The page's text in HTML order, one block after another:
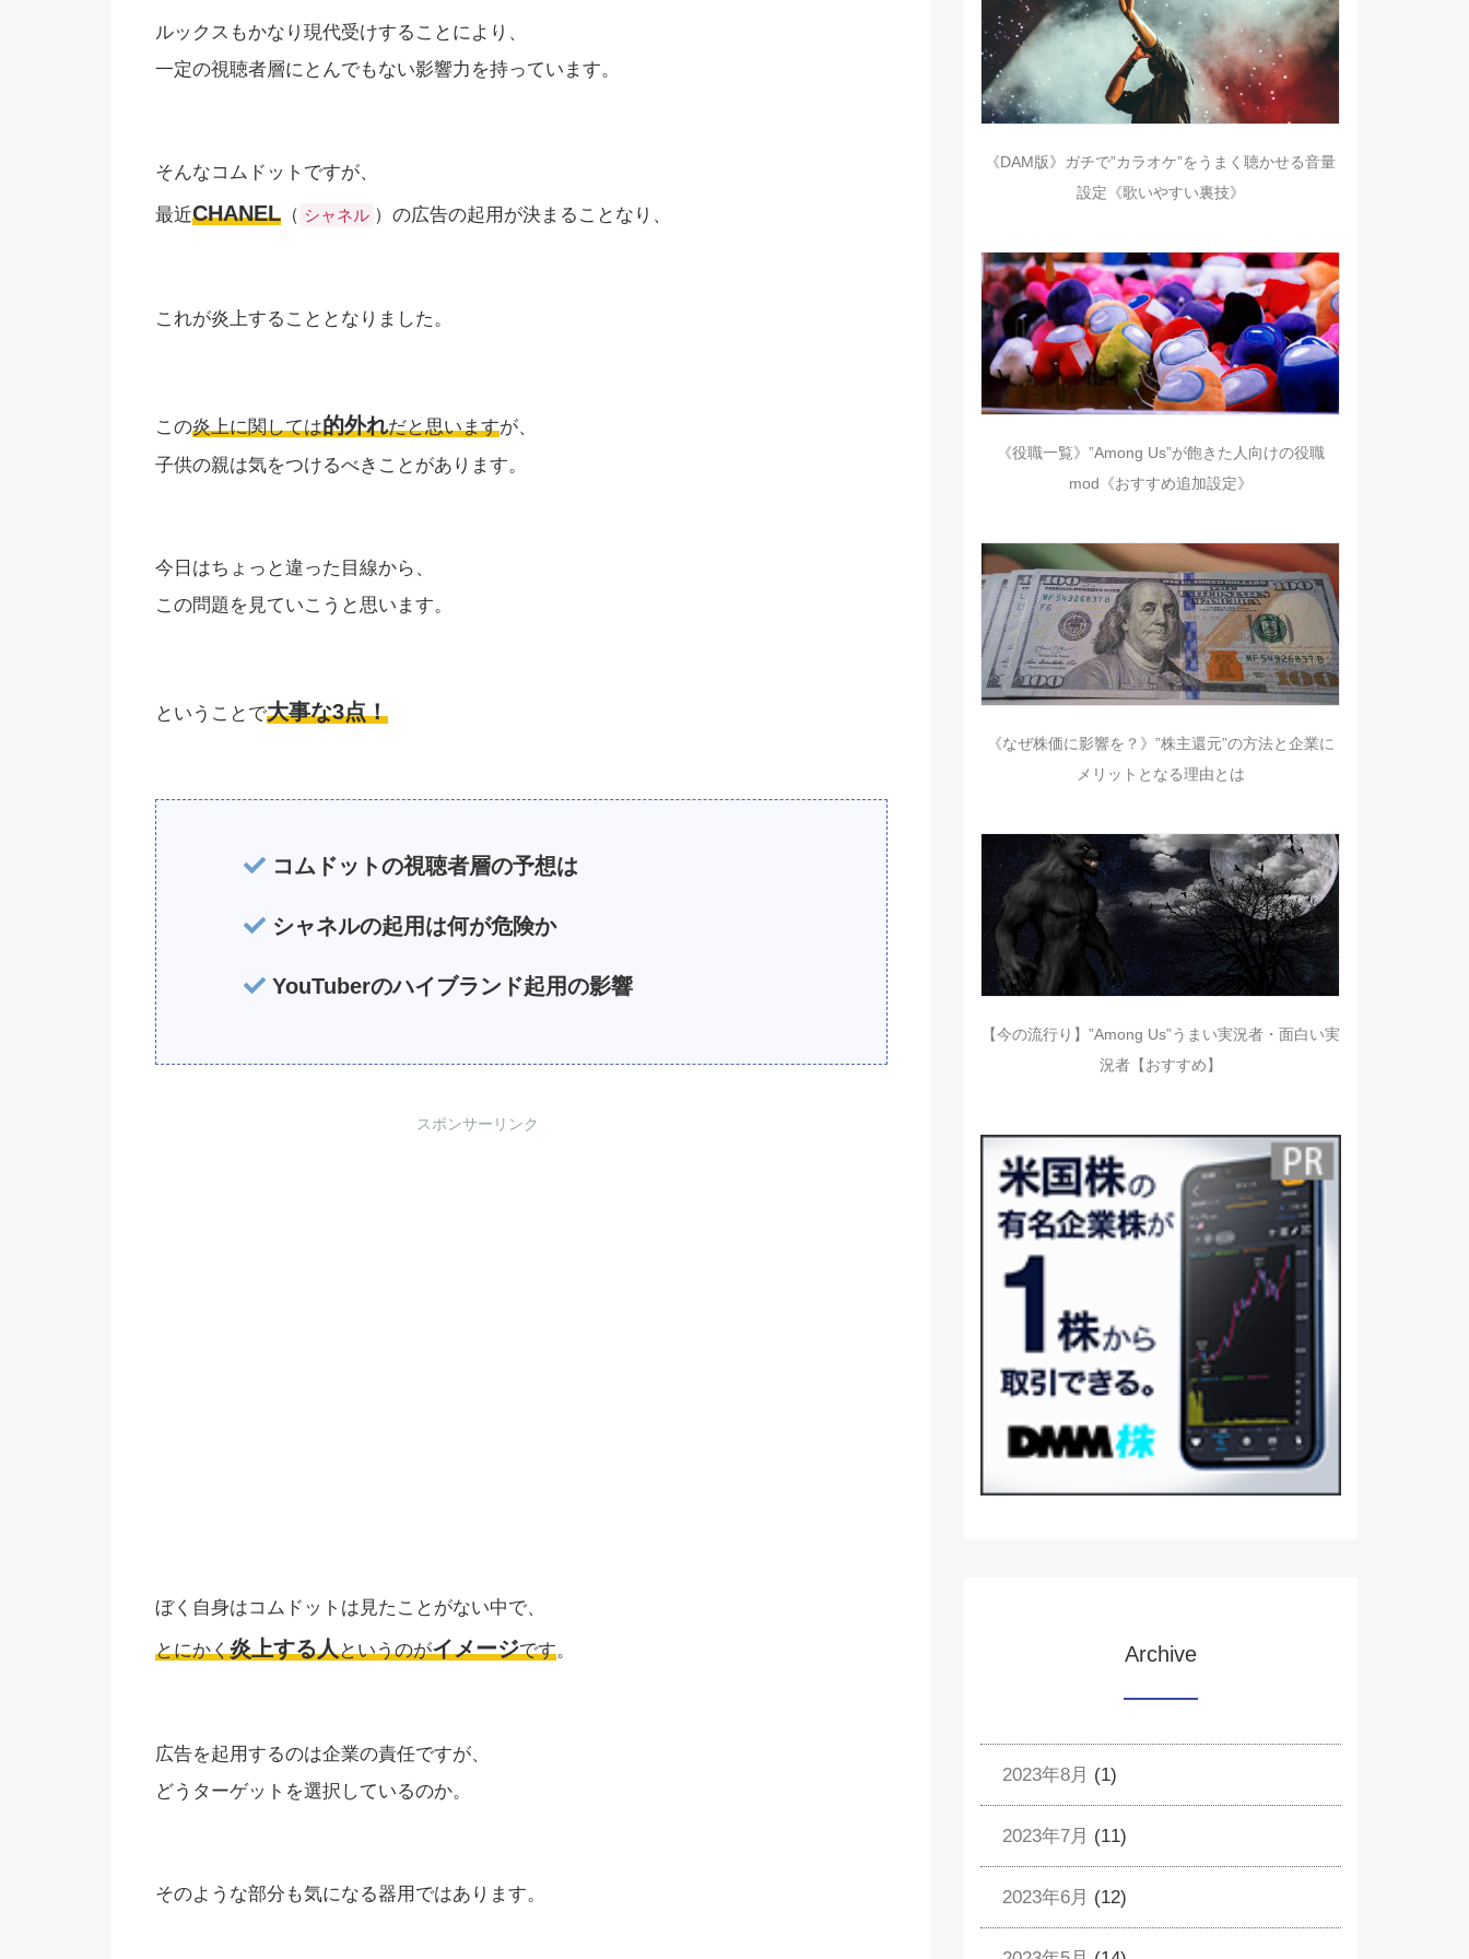
ルックスもかなり現代受けすることにより、
一定の視聴者層にとんでもない影響力を持っています。
そんなコムドットですが、
最近CHANEL （ シャネル ）の広告の起用が決まることなり、
これが炎上することとなりました。
この炎上に関しては的外れだと思いますが、
子供の親は気をつけるべきことがあります。
今日はちょっと違った目線から、
この問題を見ていこうと思います。
ということで大事な3点！
コムドットの視聴者層の予想は
シャネルの起用は何が危険か
YouTuberのハイブランド起用の影響
スポンサーリンク
ぼく自身はコムドットは見たことがない中で、
とにかく炎上する人というのがイメージです。
広告を起用するのは企業の責任ですが、
どうターゲットを選択しているのか。
そのような部分も気になる器用ではあります。
《DAM版》ガチで”カラオケ”をうまく聴かせる音量
設定《歌いやすい裏技》
《役職一覧》”Among Us”が飽きた人向けの役職
mod《おすすめ追加設定》
《なぜ株価に影響を？》”株主還元”の方法と企業に
メリットとなる理由とは
【今の流行り】”Among Us”うまい実況者・面白い実
況者【おすすめ】
Archive
2023年8月 (1)
2023年7月 (11)
2023年6月 (12)